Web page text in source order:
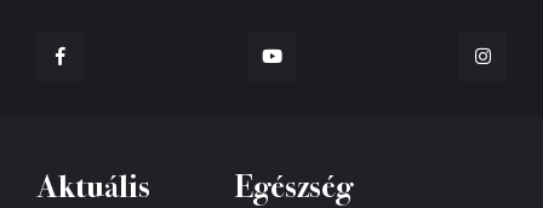
Aktuális Egészség